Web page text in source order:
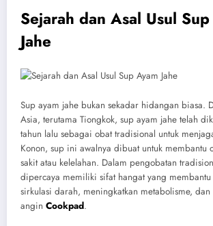
Sejarah dan Asal Usul
Jahe
Sup ayam jahe bukan sekadar hidangan biasa.
Asia, terutama Tiongkok, sup ayam jahe telah
tahun lalu sebagai obat tradisional untuk
Konon, sup ini awalnya dibuat untuk
sakit atau kelelahan. Dalam pengobatan
dipercaya memiliki sifat hangat yang membantu
sirkulasi darah, meningkatkan metabolisme, dan
angin Cookpad.